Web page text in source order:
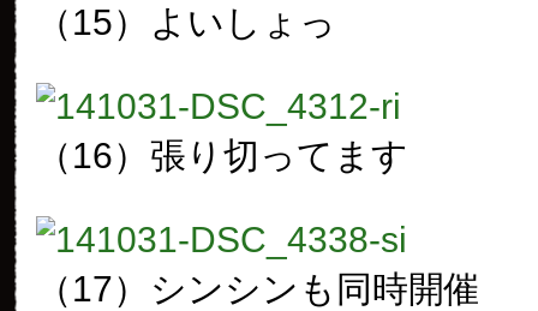
（15） よいしょっ
（16） 張り切ってます
（17） シンシンも同時開催